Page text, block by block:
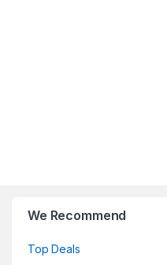
We Recommend
Top Deals